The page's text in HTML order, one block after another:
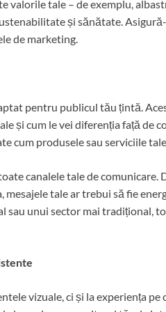
valorile tale – de exemplu,
și sănătate.
de marketing.
pentru publicul tău țintă.
și cum le vei diferenția față de
cum produsele sau serviciile
canalele tale de comunicare.
tale ar trebui să fie
sau unui sector mai tradițional,
vizuale, ci și la experiența pe